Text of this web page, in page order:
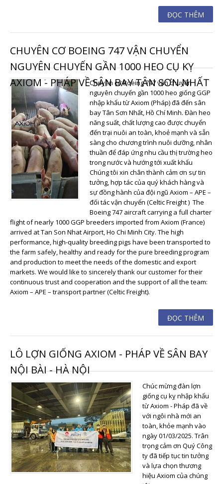
ĐỌC THÊM
CHUYÊN CƠ BOEING 747 VẬN CHUYỂN
NGUYÊN CHUYẾN GẦN 1000 HEO CỤ KỴ
AXIOM - PHÁP VỀ SÂN BAY TÂN SƠN NHẤT
Chuyên cơ Boeing 747 vận chuyển
nguyên chuyến gần 1000 heo giống GGP
nhập khẩu từ Axiom (Pháp) đã đến sân
bay Tân Sơn Nhất, Hồ Chí Minh. Đàn heo
năng suất, chất lượng cao được chuyển
đến trại nuôi an toàn, khoẻ mạnh và sẵn
sàng cho chương trình nuôi dưỡng, nhân
thuần để đáp ứng nhu cầu thị trường heo
trong nước và hướng tới xuất khẩu
Chúng tôi xin chân thành cảm ơn sự tin
tưởng, hợp tác của quý khách hàng và
sự đồng hành của đội ngũ Axiom – APE –
đối tác vận chuyển (Celtic Freight ) The
Boeing 747 aircraft carrying a full charter
flight of nearly 1000 GGP breeders imported from Axiom (France)
arrived at Tan Son Nhat Airport, Ho Chi Minh City. The high
performance, high-quality breeding pigs have been transported to
the farm safely, healthy and ready for the pure breeding program
and production to meet the needs of the domestic and export
markets. We would like to sincerely thank our customer for their
continuous trust and cooperation and the support of all the team:
Axiom – APE – transport partner (Celtic Freight).
ĐỌC THÊM
LÔ LỢN GIỐNG AXIOM - PHÁP VỀ SÂN BAY
NỘI BÀI - HÀ NỘI
Chúc mừng đàn lợn
giống cụ kỵ nhập khẩu
từ Axiom - Pháp đã về
với ngôi nhà mới an
toàn, khỏe mạnh vào
ngày 01/03/2025. Trân
trọng cảm ơn Quý Công
ty đã tiếp tục tin tưởng
và lựa chọn thương
hiệu Axiom của chúng